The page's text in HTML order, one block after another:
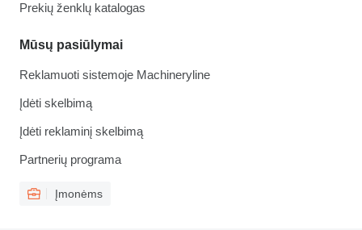
Prekių ženklų katalogas
Mūsų pasiūlymai
Reklamuoti sistemoje Machineryline
Įdėti skelbimą
Įdėti reklaminį skelbimą
Partnerių programa
Įmonėms